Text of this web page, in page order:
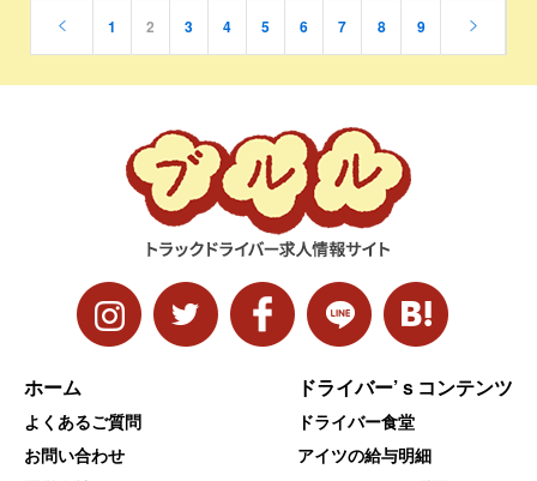
1 2 3 4 5 6 7 8 9
ホーム
よくあるご質問
お問い合わせ
ドライバー’ｓコンテンツ
ドライバー食堂
アイツの給与明細